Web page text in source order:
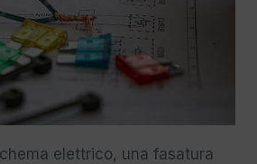
elettrico, una fasatura